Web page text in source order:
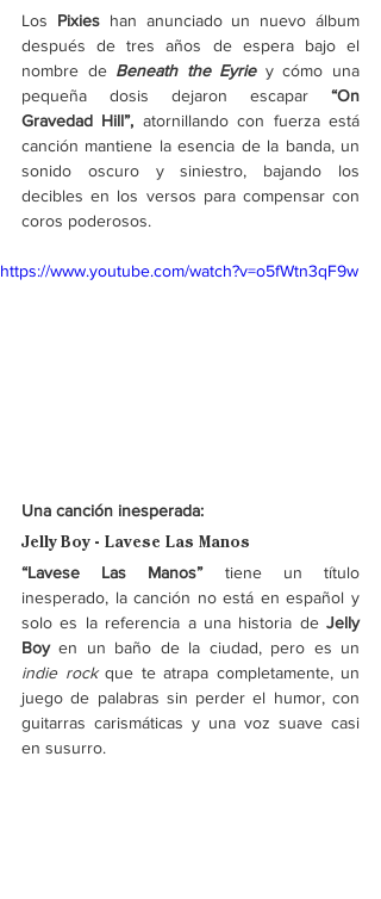
Los Pixies han anunciado un nuevo álbum
después de tres años de espera bajo el
nombre de Beneath the Eyrie y cómo una
pequeña dosis dejaron escapar “On
Gravedad Hill”, atornillando con fuerza está
canción mantiene la esencia de la banda, un
sonido oscuro y siniestro, bajando los
decibles en los versos para compensar con
coros poderosos.
https://www.youtube.com/watch?v=o5fWtn3qF9w
Una canción inesperada:
Jelly Boy - Lavese Las Manos
“Lavese Las Manos” tiene un título
inesperado, la canción no está en español y
solo es la referencia a una historia de Jelly
Boy
indie rock que te atrapa completamente, un
juego de palabras sin perder el humor, con
guitarras carismáticas y una voz suave casi
en susurro.